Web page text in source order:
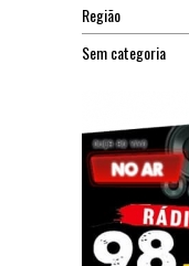
Região
Sem categoria